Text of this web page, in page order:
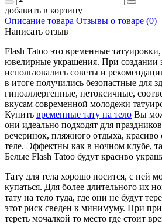
добавить в корзину
Описание товара Отзывы о товаре (0)
Написать отзыв
Flash Tatoo это временные
ювелирные украшения. При создании
использовались советы и
в итоге получились безопастные для
гипоаллергенные, нетоксичные,
вкусам современной молодежи
Купить временные тату на тело Вы
они идеально подходят для
вечеринок, пляжного отдыха, красиво
теле. Эффектны как в ночном клубе,
Белые Flash Tatoo будут красиво
Тату для тела хорошо носится, с ней
купаться. Для более длительного их
тату на тело туда, где они не будут
этот риск сведен к минимуму. При
тереть мочалкой то место где стоит